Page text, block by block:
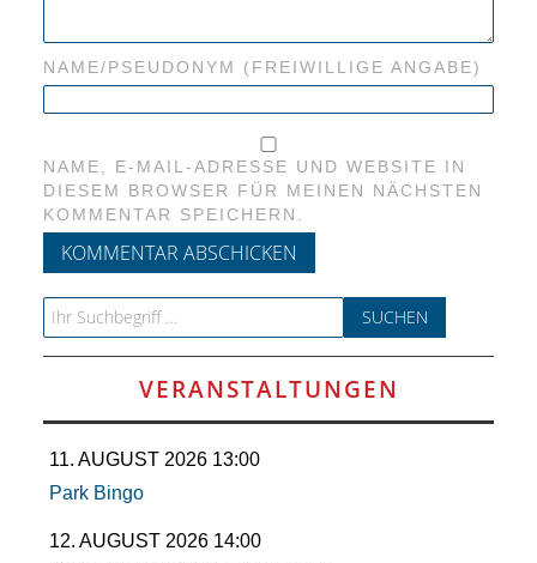
NAME/PSEUDONYM (FREIWILLIGE ANGABE)
NAME, E-MAIL-ADRESSE UND WEBSITE IN
DIESEM BROWSER FÜR MEINEN NÄCHSTEN
KOMMENTAR SPEICHERN.
Search for:
VERANSTALTUNGEN
11. AUGUST 2026 13:00
Park Bingo
12. AUGUST 2026 14:00